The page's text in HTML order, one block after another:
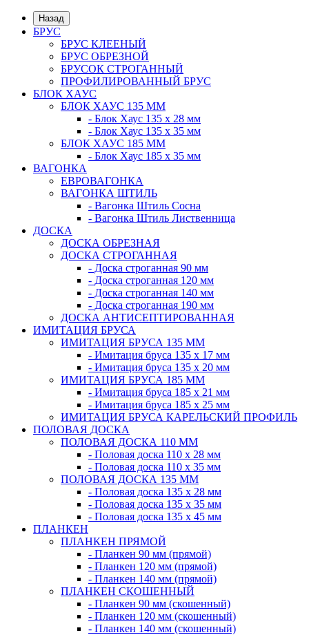
Назад
БРУС
БРУС КЛЕЕНЫЙ
БРУС ОБРЕЗНОЙ
БРУСОК СТРОГАННЫЙ
ПРОФИЛИРОВАННЫЙ БРУС
БЛОК ХАУС
БЛОК ХАУС 135 ММ
- Блок Хаус 135 х 28 мм
- Блок Хаус 135 х 35 мм
БЛОК ХАУС 185 ММ
- Блок Хаус 185 х 35 мм
ВАГОНКА
ЕВРОВАГОНКА
ВАГОНКА ШТИЛЬ
- Вагонка Штиль Сосна
- Вагонка Штиль Лиственница
ДОСКА
ДОСКА ОБРЕЗНАЯ
ДОСКА СТРОГАННАЯ
- Доска строганная 90 мм
- Доска строганная 120 мм
- Доска строганная 140 мм
- Доска строганная 190 мм
ДОСКА АНТИСЕПТИРОВАННАЯ
ИМИТАЦИЯ БРУСА
ИМИТАЦИЯ БРУСА 135 ММ
- Имитация бруса 135 х 17 мм
- Имитация бруса 135 х 20 мм
ИМИТАЦИЯ БРУСА 185 ММ
- Имитация бруса 185 х 21 мм
- Имитация бруса 185 х 25 мм
ИМИТАЦИЯ БРУСА КАРЕЛЬСКИЙ ПРОФИЛЬ
ПОЛОВАЯ ДОСКА
ПОЛОВАЯ ДОСКА 110 ММ
- Половая доска 110 х 28 мм
- Половая доска 110 х 35 мм
ПОЛОВАЯ ДОСКА 135 ММ
- Половая доска 135 х 28 мм
- Половая доска 135 х 35 мм
- Половая доска 135 х 45 мм
ПЛАНКЕН
ПЛАНКЕН ПРЯМОЙ
- Планкен 90 мм (прямой)
- Планкен 120 мм (прямой)
- Планкен 140 мм (прямой)
ПЛАНКЕН СКОШЕННЫЙ
- Планкен 90 мм (скошенный)
- Планкен 120 мм (скошенный)
- Планкен 140 мм (скошенный)